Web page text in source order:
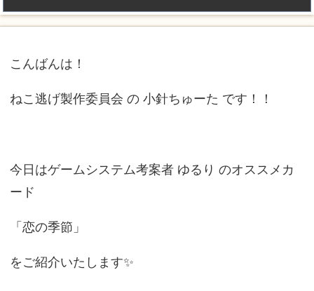
こんばんは！
ねこ逃げ製作委員会 の 小針ちゅーた です！！
今日はゲームシステム考案者 ゆるり のオススメカ
ード
「恋の季節」
をご紹介いたします✨